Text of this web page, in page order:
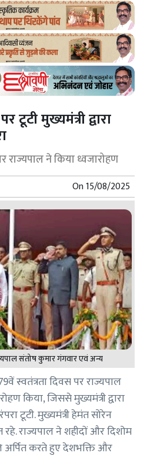
टूटी मुख्यमंत्री द्वारा
राज्यपाल ने किया ध्वजारोहण
On15/08/2025
संतोष कुमार गंगवार एवं अन्य
स्वतंत्रता दिवस पर राज्यपाल
किया, जिससे मुख्यमंत्री द्वारा
टूटी. मुख्यमंत्री हेमंत सोरेन
रहे. राज्यपाल ने शहीदों और दिशोम
अर्पित करते हुए देशभक्ति और